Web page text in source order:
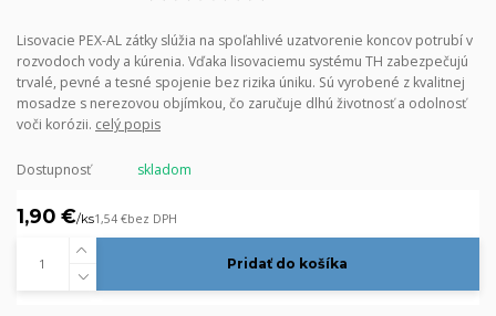
Lisovacie PEX-AL zátky slúžia na spoľahlivé uzatvorenie koncov potrubí v
rozvodoch vody a kúrenia. Vďaka lisovaciemu systému TH zabezpečujú
trvalé, pevné a tesné spojenie bez rizika úniku. Sú vyrobené z kvalitnej
mosadze s nerezovou objímkou, čo zaručuje dlhú životnosť a odolnosť
voči korózii. celý popis
Dostupnosť skladom
1,90 €/ks1,54 €bez DPH
Pridať do košíka